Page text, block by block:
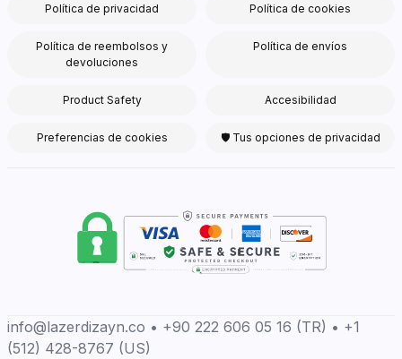
Política de privacidad Política de cookies
Política de reembolsos y
devoluciones
Política de envíos
Product Safety Accesibilidad
Preferencias de cookies 🛡 Tus opciones de privacidad
info@lazerdizayn.co • +90 222 606 05 16 (TR) • +1
(512) 428-8767 (US)